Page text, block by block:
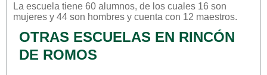
La escuela tiene 60 alumnos, de los cuales 16 son
mujeres y 44 son hombres y cuenta con 12 maestros.
OTRAS ESCUELAS EN RINCÓN
DE ROMOS